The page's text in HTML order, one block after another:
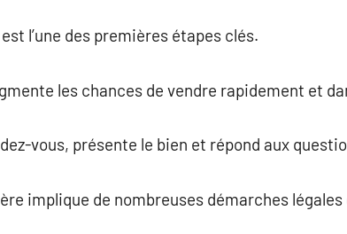
l’une des premières étapes clés.
les chances de vendre rapidement et
vous, présente le bien et répond aux
implique de nombreuses démarches légales